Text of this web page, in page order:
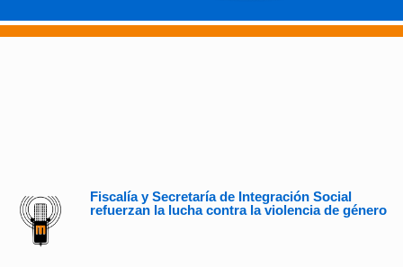
Fiscalía y Secretaría de Integración Social
refuerzan la lucha contra la violencia de género